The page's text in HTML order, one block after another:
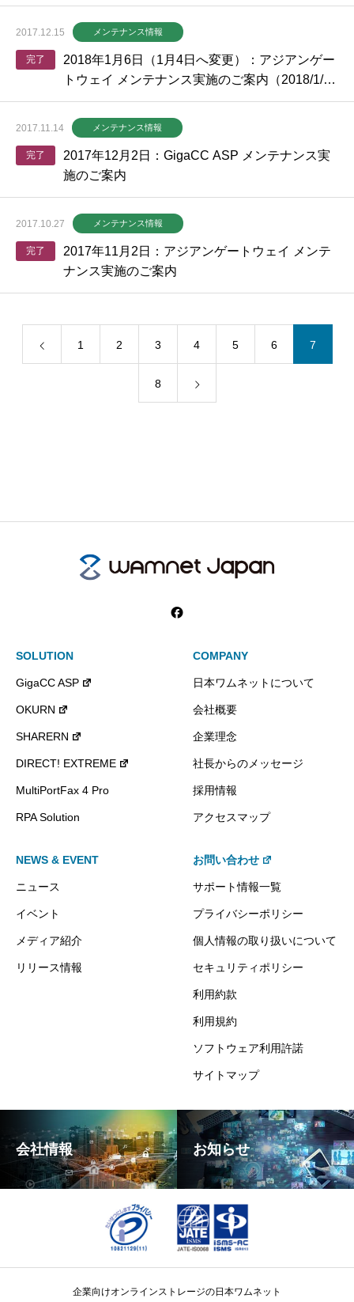
2017.12.15 メンテナンス情報
完了
2018年1月6日（1月4日へ変更）：アジアンゲー
トウェイ メンテナンス実施のご案内（2018/1/4
更新）
2017.11.14 メンテナンス情報
完了
2017年12月2日：GigaCC ASP メンテナンス実
施のご案内
2017.10.27 メンテナンス情報
完了
2017年11月2日：アジアンゲートウェイ メンテ
ナンス実施のご案内
1 2 3 4 5 6 7
8
SOLUTION
GigaCC ASP
OKURN
SHARERN
DIRECT! EXTREME
MultiPortFax 4 Pro
RPA Solution
COMPANY
日本ワムネットについて
会社概要
企業理念
社長からのメッセージ
採用情報
アクセスマップ
NEWS & EVENT
ニュース
イベント
メディア紹介
リリース情報
お問い合わせ
サポート情報一覧
プライバシーポリシー
個人情報の取り扱いについて
セキュリティポリシー
利用約款
利用規約
ソフトウェア利用許諾
サイトマップ
会社情報 お知らせ
企業向けオンラインストレージの日本ワムネット